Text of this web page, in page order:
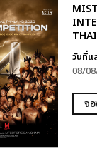
วันที่แ
08/
จ